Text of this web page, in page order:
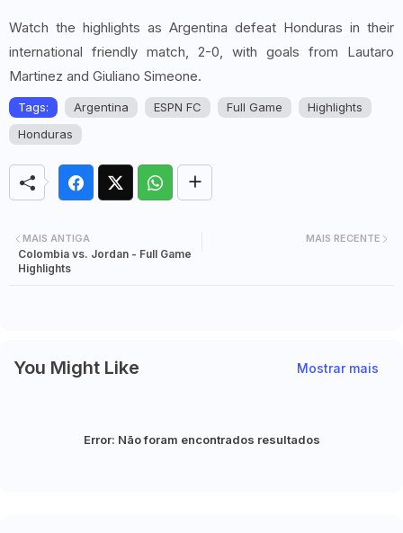
Watch the highlights as Argentina defeat Honduras in their
international friendly match, 2-0, with goals from Lautaro
Martinez and Giuliano Simeone.
Tags: Argentina ESPN FC Full Game
Highlights
Honduras
MAIS RECENTE
MAIS ANTIGA
Colombia vs. Jordan - Full Game
Highlights
You Might Like Mostrar mais
Error: Não foram encontrados resultados